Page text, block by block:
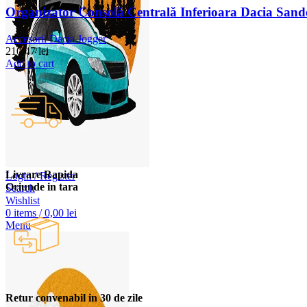
Login / Register
Search
Wishlist
0 items / 0,00 lei
Menu
Organizator Consolă Centrală Inferioara Dacia
Accesorii Dacia Jogger
210,47lei
Add to cart
Livrare Rapida
Oriunde in tara
Retur convenabil in 30 de zile